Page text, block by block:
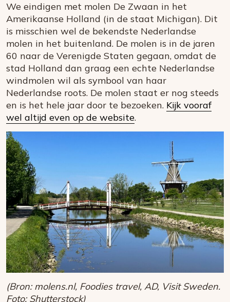
We eindigen met molen De Zwaan in het
Amerikaanse Holland (in de staat Michigan). Dit
is misschien wel de bekendste Nederlandse
molen in het buitenland. De molen is in de jaren
60 naar de Verenigde Staten gegaan, omdat de
stad Holland dan graag een echte Nederlandse
windmolen wil als symbool van haar
Nederlandse roots. De molen staat er nog steeds
en is het hele jaar door te bezoeken. Kijk vooraf
wel altijd even op de website.
(Bron: molens.nl, Foodies travel, AD, Visit Sweden.
Foto: Shutterstock)